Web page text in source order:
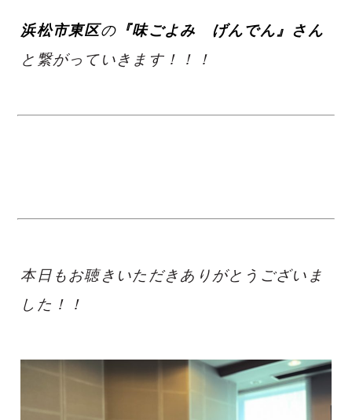
浜松市東区の 『味ごよみ げんでん』さん
と繋がっていきます！！！
本日もお聴きいただきありがとうございま
した！！